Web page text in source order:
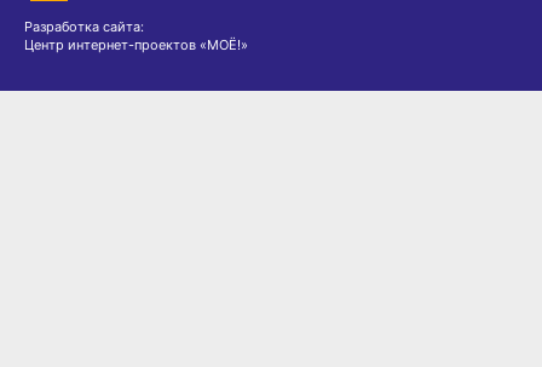
Разработка сайта:
Центр интернет-проектов «МОЁ!»